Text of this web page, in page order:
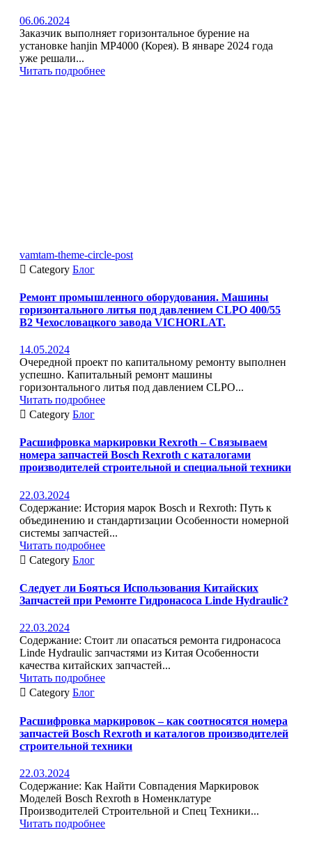
06.06.2024
Заказчик выполняет горизонтальное бурение на
установке hanjin MP4000 (Корея). В январе 2024 года
уже решали...
Читать подробнее
vamtam-theme-circle-post
 Category Блог
Ремонт промышленного оборудования. Машины
горизонтального литья под давлением CLPO 400/55
B2 Чехословацкого завода VICHORLAT.
14.05.2024
Очередной проект по капитальному ремонту выполнен
успешно. Капитальный ремонт машины
горизонтального литья под давлением CLPO...
Читать подробнее
 Category Блог
Расшифровка маркировки Rexroth – Связываем
номера запчастей Bosch Rexroth с каталогами
производителей строительной и специальной техники
22.03.2024
Содержание: История марок Bosch и Rexroth: Путь к
объединению и стандартизации Особенности номерной
системы запчастей...
Читать подробнее
 Category Блог
Следует ли Бояться Использования Китайских
Запчастей при Ремонте Гидронасоса Linde Hydraulic?
22.03.2024
Содержание: Стоит ли опасаться ремонта гидронасоса
Linde Hydraulic запчастями из Китая Особенности
качества китайских запчастей...
Читать подробнее
 Category Блог
Расшифровка маркировок – как соотносятся номера
запчастей Bosch Rexroth и каталогов производителей
строительной техники
22.03.2024
Содержание: Как Найти Совпадения Маркировок
Моделей Bosch Rexroth в Номенклатуре
Производителей Строительной и Спец Техники...
Читать подробнее